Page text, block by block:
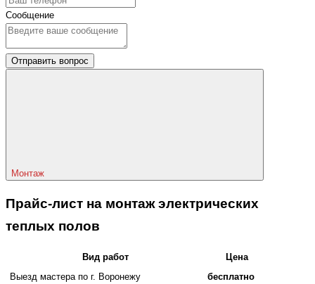
Сообщение
Отправить вопрос
Монтаж
Прайс-лист на монтаж электрических
теплых полов
Вид работ
Цена
Выезд мастера по г. Воронежу
бесплатно